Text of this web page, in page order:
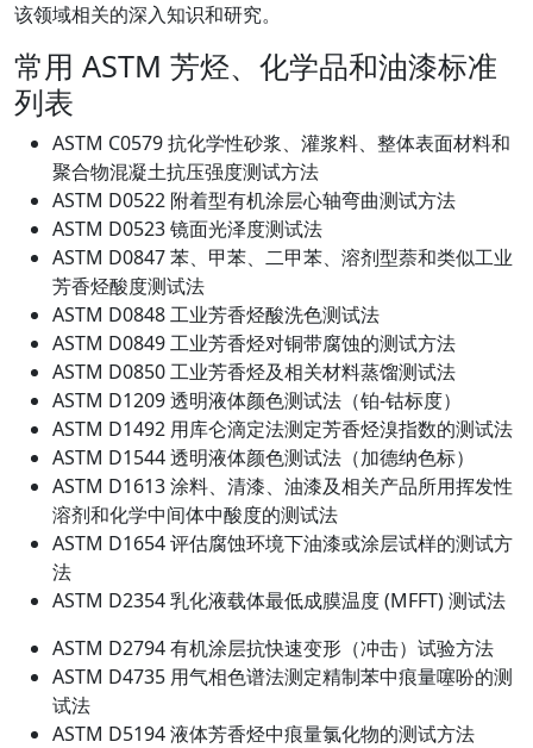
该领域相关的深入知识和研究。
常用 ASTM 芳烃、化学品和油漆标准
列表
ASTM C0579 抗化学性砂浆、灌浆料、整体表面材料和
聚合物混凝土抗压强度测试方法
ASTM D0522 附着型有机涂层心轴弯曲测试方法
ASTM D0523 镜面光泽度测试法
ASTM D0847 苯、甲苯、二甲苯、溶剂型萘和类似工业
芳香烃酸度测试法
ASTM D0848 工业芳香烃酸洗色测试法
ASTM D0849 工业芳香烃对铜带腐蚀的测试方法
ASTM D0850 工业芳香烃及相关材料蒸馏测试法
ASTM D1209 透明液体颜色测试法（铂-钴标度）
ASTM D1492 用库仑滴定法测定芳香烃溴指数的测试法
ASTM D1544 透明液体颜色测试法（加德纳色标）
ASTM D1613 涂料、清漆、油漆及相关产品所用挥发性
溶剂和化学中间体中酸度的测试法
ASTM D1654 评估腐蚀环境下油漆或涂层试样的测试方
法
ASTM D2354 乳化液载体最低成膜温度 (MFFT) 测试法
ASTM D2794 有机涂层抗快速变形（冲击）试验方法
ASTM D4735 用气相色谱法测定精制苯中痕量噻吩的测
试法
ASTM D5194 液体芳香烃中痕量氯化物的测试方法